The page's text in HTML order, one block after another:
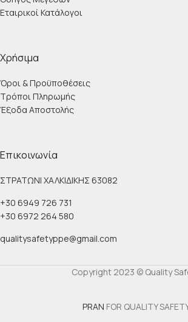
Εταιρικοί Κατάλογοι
Χρήσιμα
Όροι & Προϋποθέσεις
Τρόποι Πληρωμής
Έξοδα Αποστολής
Επικοινωνία
ΣΤΡΑΤΩΝΙ ΧΑΛΚΙΔΙΚΗΣ 63082
+30 6949 726 731
+30 6972 264 580
qualitysafetyppe@gmail.com
Copyright 2023 © Quality
PRAN FOR QUALITY